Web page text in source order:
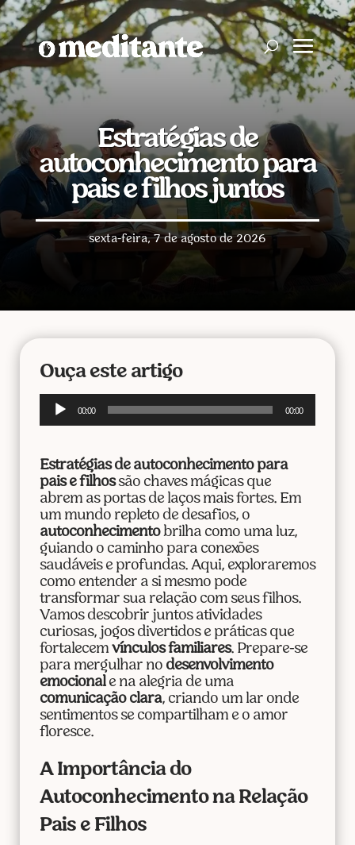
Estratégias de
autoconhecimento para
pais e filhos juntos
sexta-feira, 7 de agosto de 2026
Ouça este artigo
Tocador
00:00 00:00
Estratégias de autoconhecimento para
pais e filhossão chaves mágicas que
abrem as portas de laços mais fortes. Em
um mundo repleto de desafios, o
autoconhecimentobrilha como uma luz,
guiando o caminho para conexões
saudáveis e profundas. Aqui, exploraremos
como entender a si mesmo pode
transformar sua relação com seus filhos.
Vamos descobrir juntos atividades
curiosas, jogos divertidos e práticas que
fortalecem vínculos familiares. Prepare-se
para mergulhar no desenvolvimento
emocionale na alegria de uma
comunicação clara, criando um lar onde
sentimentos se compartilham e o amor
floresce.
A Importância do
Autoconhecimento na Relação
Pais e Filhos